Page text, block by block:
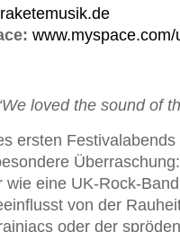
loved the sound of
ersten
eine UK-Rock-
von der
oder der